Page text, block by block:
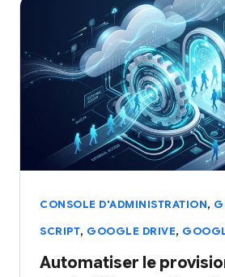
CONSOLE D'ADMINISTRATION,
SCRIPT, GOOGLE DRIVE,
Automatiser le